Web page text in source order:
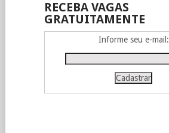
RECEBA VAGAS
GRATUITAMENTE
Informe seu e-mail: